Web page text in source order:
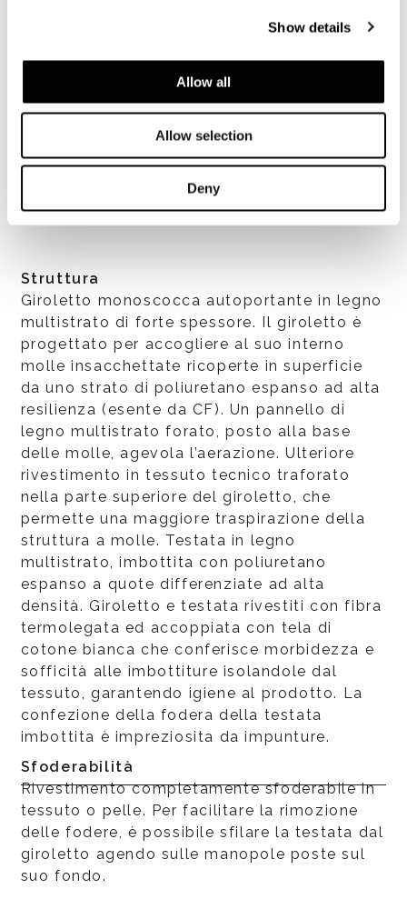
Show details
Allow all
Allow selection
Deny
VEDI TUTTI
Struttura
Giroletto monoscocca autoportante in legno
multistrato di forte spessore. Il giroletto è
progettato per accogliere al suo interno
molle insacchettate ricoperte in superficie
da uno strato di poliuretano espanso ad alta
resilienza (esente da CF). Un pannello di
legno multistrato forato, posto alla base
delle molle, agevola l’aerazione. Ulteriore
rivestimento in tessuto tecnico traforato
nella parte superiore del giroletto, che
permette una maggiore traspirazione della
struttura a molle. Testata in legno
multistrato, imbottita con poliuretano
espanso a quote differenziate ad alta
densità. Giroletto e testata rivestiti con fibra
termolegata ed accoppiata con tela di
cotone bianca che conferisce morbidezza e
sofficità alle imbottiture isolandole dal
tessuto, garantendo igiene al prodotto. La
confezione della fodera della testata
imbottita è impreziosita da impunture.
Sfoderabilità
Rivestimento completamente sfoderabile in
tessuto o pelle. Per facilitare la rimozione
delle fodere, è possibile sfilare la testata dal
giroletto agendo sulle manopole poste sul
suo fondo.